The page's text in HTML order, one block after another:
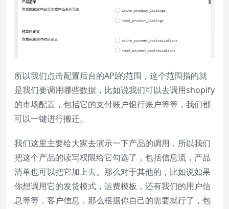
所以我们点击配置后台的API的范围，这个范围指的就
是我们要调用哪些数据，比如说我们可以去调用shopify
的市场配置，包括它的支付账户银行账户等等，我们都
可以一键进行搬迁。
我们这里主要给大家去演示一下产品的调用，所以我们
把这个产品的读写权限给它勾选了，包括信息流，产品
清单也可以把它加上去。那么对于其他的，比如说如果
你想调用它的发货模式，运费模板，还有我们的用户信
息等等，客户信息，那么根据你自己的需要就行了，包